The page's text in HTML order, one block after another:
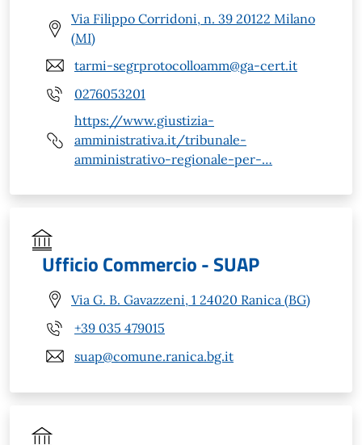
Via Filippo Corridoni, n. 39 20122 Milano
(MI)
tarmi-segrprotocolloamm@ga-cert.it
0276053201
https://www.giustizia-
amministrativa.it/tribunale-
amministrativo-regionale-per-…
Ufficio Commercio - SUAP
Via G. B. Gavazzeni, 1 24020 Ranica (BG)
+39 035 479015
suap@comune.ranica.bg.it